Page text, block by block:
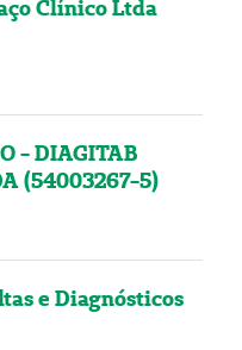
Clínico Ltda
- DIAGITAB
(54003267-5)
e Diagnósticos